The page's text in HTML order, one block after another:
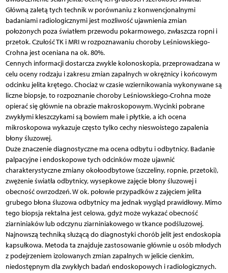
Główną zaletą tych technik w porównaniu z konwencjonalnymi
badaniami radiologicznymi jest możliwość ujawnienia zmian
położonych poza światłem przewodu pokarmowego, zwłaszcza ropni i
przetok. Czułość TK i MRI w rozpoznawaniu choroby Leśniowskiego-
Crohna jest oceniana na ok. 80%.
Cennych informacji dostarcza zwykle kolonoskopia, przeprowadzana w
celu oceny rodzaju i zakresu zmian zapalnych w okrężnicy i końcowym
odcinku jelita krętego. Chociaż w czasie wziernikowania wykonywane są
liczne biopsje, to rozpoznanie choroby Leśniowskiego-Crohna może
opierać się głównie na obrazie makroskopowym. Wycinki pobrane
zwykłymi kleszczykami są bowiem małe i płytkie, a ich ocena
mikroskopowa wykazuje często tylko cechy nieswoistego zapalenia
błony śluzowej.
Duże znaczenie diagnostyczne ma ocena odbytu i odbytnicy. Badanie
palpacyjne i endoskopowe tych odcinków może ujawnić
charakterystyczne zmiany okołoodbytowe (szczeliny, ropnie, przetoki),
zwężenie światła odbytnicy, wysepkowe zajęcie błony śluzowej i
obecność owrzodzeń. W ok. połowie przypadków z zajęciem jelita
grubego błona śluzowa odbytnicy ma jednak wygląd prawidłowy. Mimo
tego biopsja rektalna jest celowa, gdyż może wykazać obecność
ziarniniaków lub odczynu ziarniniakowego w tkance podśluzowej.
Najnowszą techniką służącą do diagnostyki chorób jelit jest endoskopia
kapsułkowa. Metoda ta znajduje zastosowanie głównie u osób młodych
z podejrzeniem izolowanych zmian zapalnych w jelicie cienkim,
niedostępnym dla zwykłych badań endoskopowych i radiologicznych.